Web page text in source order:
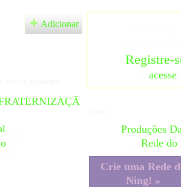
Adicionar
Registre-
acesse
Produções
Rede do
Crie uma Rede
Ning! »